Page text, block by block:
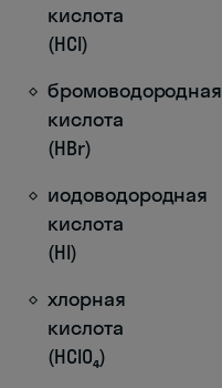
кислота
(HCl)
бромоводородная
кислота
(HBr)
иодоводородная
кислота
(HI)
хлорная
кислота
(HClO₄)